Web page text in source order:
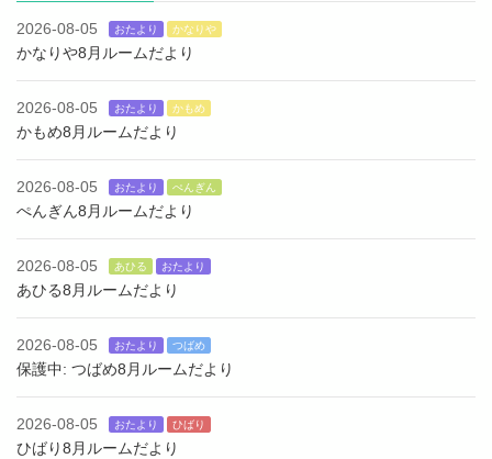
2026-08-05 おたより かなりや
かなりや8月ルームだより
2026-08-05 おたより かもめ
かもめ8月ルームだより
2026-08-05 おたより ぺんぎん
ぺんぎん8月ルームだより
2026-08-05 あひる おたより
あひる8月ルームだより
2026-08-05 おたより つばめ
保護中: つばめ8月ルームだより
2026-08-05 おたより ひばり
ひばり8月ルームだより